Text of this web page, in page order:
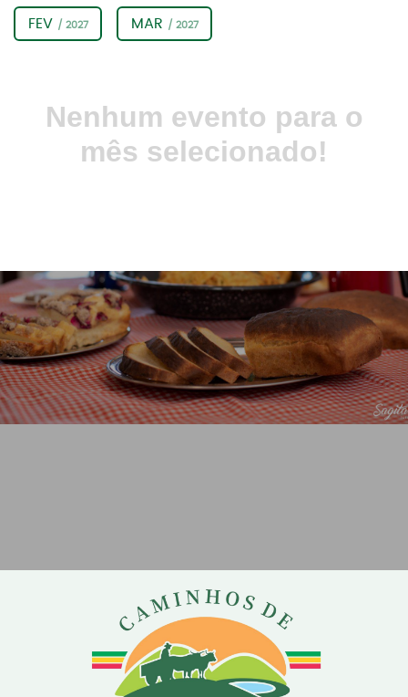
FEV / 2027 MAR / 2027
Nenhum evento para o
mês selecionado!